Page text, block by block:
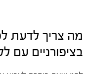
מה צריך לדעת
בציפורניים עם